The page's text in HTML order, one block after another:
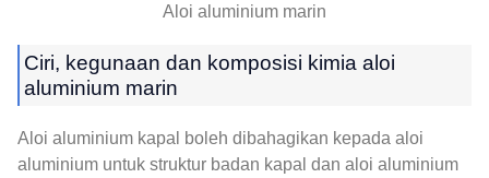
Aloi aluminium marin
Ciri, kegunaan dan komposisi kimia aloi
aluminium marin
Aloi aluminium kapal boleh dibahagikan kepada aloi
aluminium untuk struktur badan kapal dan aloi aluminium